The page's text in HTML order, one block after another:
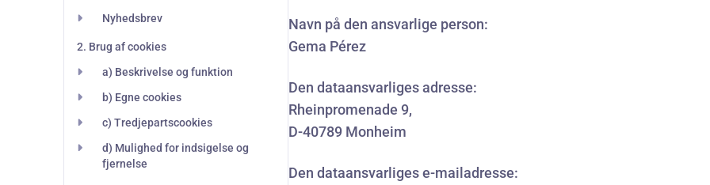
Navn på den ansvarlige person:
Gema Pérez
Den dataansvarliges adresse:
Rheinpromenade 9,
D-40789 Monheim
Den dataansvarliges e-mailadresse:
Nyhedsbrev
2. Brug af cookies
a) Beskrivelse og funktion
b) Egne cookies
c) Tredjepartscookies
d) Mulighed for indsigelse og
fjernelse